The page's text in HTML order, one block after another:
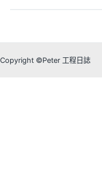
Copyright ©Peter 工程日誌